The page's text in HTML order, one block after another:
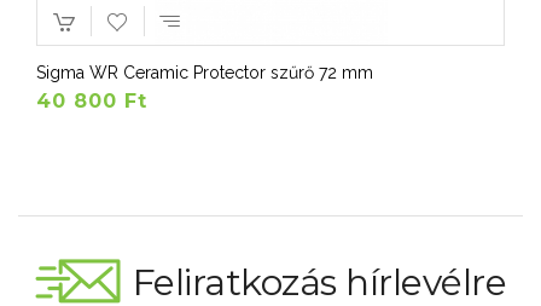
Sigma WR Ceramic Protector szűrő 72 mm
40 800 Ft
Feliratkozás hírlevélre